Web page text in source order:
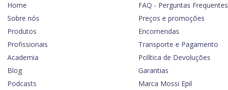
Home
Sobre nós
Produtos
Profissionais
Academia
Blog
Podcasts
FAQ - Perguntas Frequentes
Preços e promoções
Encomendas
Transporte e Pagamento
Política de Devoluções
Garantias
Marca Mossi Epil